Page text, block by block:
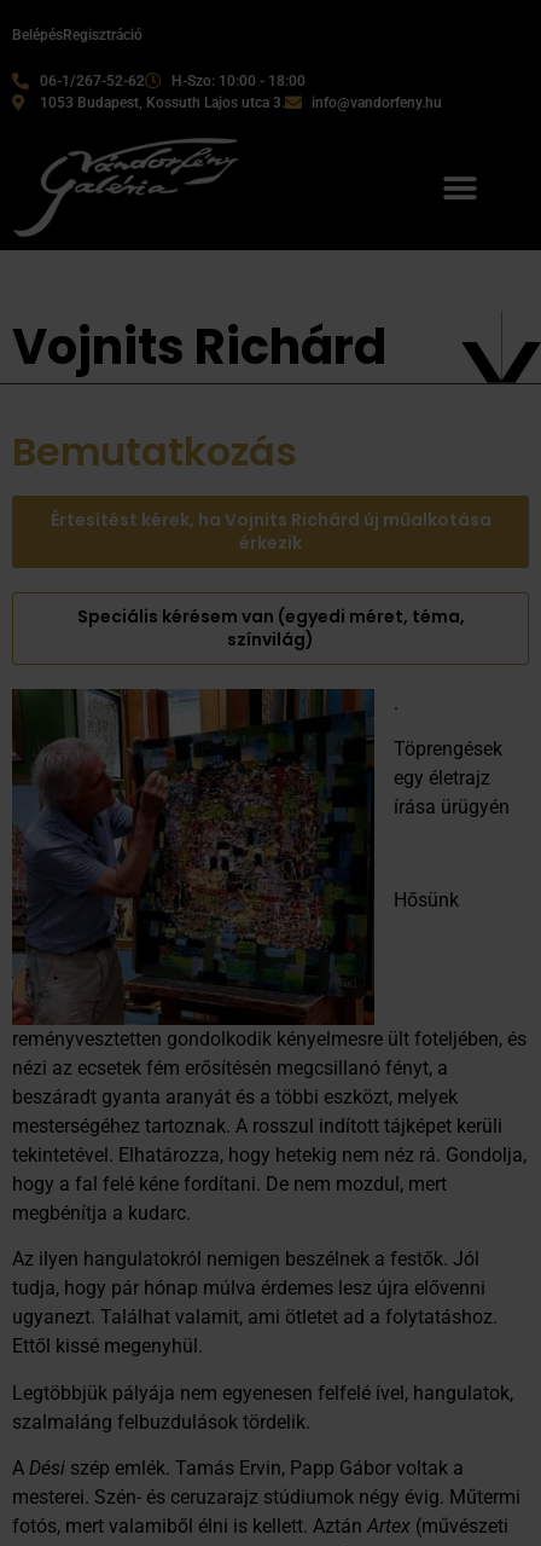
06-1/267-52-62
H-Szo: 10:00 - 18:00
1053 Budapest, Kossuth Lajos utca 3.
info@vandorfeny.hu
BelépésRegisztráció
Vojnits Richárd
Bemutatkozás
Értesítést kérek, ha Vojnits Richárd új műalkotása
érkezik
Speciális kérésem van (egyedi méret, téma,
színvilág)
.
Töprengések
egy életrajz
írása ürügyén
Hősünk
reményvesztetten gondolkodik kényelmesre ült foteljében, és
nézi az ecsetek fém erősítésén megcsillanó fényt, a
beszáradt gyanta aranyát és a többi eszközt, melyek
mesterségéhez tartoznak. A rosszul indított tájképet kerüli
tekintetével. Elhatározza, hogy hetekig nem néz rá. Gondolja,
hogy a fal felé kéne fordítani. De nem mozdul, mert
megbénítja a kudarc.
Az ilyen hangulatokról nemigen beszélnek a festők. Jól
tudja, hogy pár hónap múlva érdemes lesz újra elővenni
ugyanezt. Találhat valamit, ami ötletet ad a folytatáshoz.
Ettől kissé megenyhül.
Legtöbbjük pályája nem egyenesen felfelé ível, hangulatok,
szalmaláng felbuzdulások tördelik.
A Dési szép emlék. Tamás Ervin, Papp Gábor voltak a
mesterei. Szén- és ceruzarajz stúdiumok négy évig. Műtermi
fotós, mert valamiből élni is kellett. AztánArtex (művészeti